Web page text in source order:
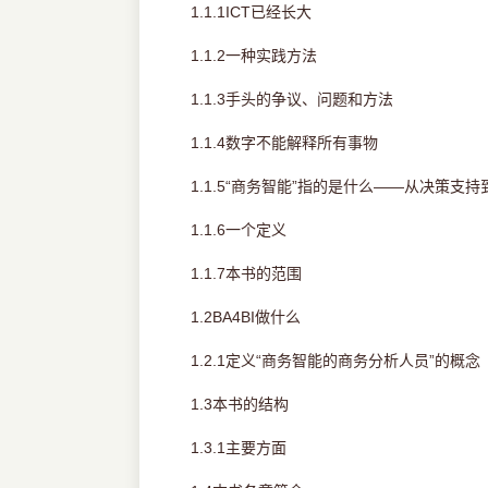
1.1.1ICT已经长大
1.1.2一种实践方法
1.1.3手头的争议、问题和方法
1.1.4数字不能解释所有事物
1.1.5“商务智能”指的是什么——从决策支持
1.1.6一个定义
1.1.7本书的范围
1.2BA4BI做什么
1.2.1定义“商务智能的商务分析人员”的概念
1.3本书的结构
1.3.1主要方面